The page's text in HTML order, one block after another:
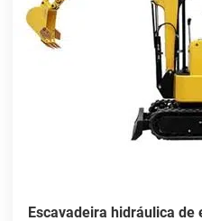
Escavadeira hidráulica de